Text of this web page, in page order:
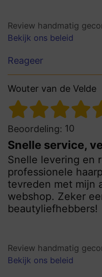
Review handmatig
Bekijk ons beleid
Reageer
Wouter van de Velde
Beoordeling: 10
Snelle service,
Snelle levering en
professionele
tevreden met mijn
webshop. Zeker
beautyliefhebbers!
Review handmatig
Bekijk ons beleid